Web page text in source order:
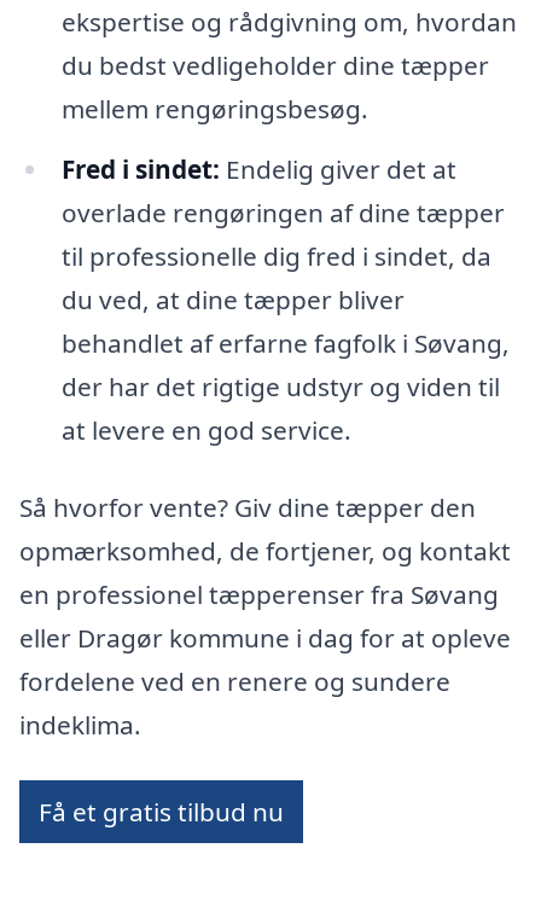
ekspertise og rådgivning om, hvordan
du bedst vedligeholder dine tæpper
mellem rengøringsbesøg.
Fred i sindet: Endelig giver det at
overlade rengøringen af dine tæpper
til professionelle dig fred i sindet, da
du ved, at dine tæpper bliver
behandlet af erfarne fagfolk i Søvang,
der har det rigtige udstyr og viden til
at levere en god service.
Så hvorfor vente? Giv dine tæpper den
opmærksomhed, de fortjener, og kontakt
en professionel tæpperenser fra Søvang
eller Dragør kommune i dag for at opleve
fordelene ved en renere og sundere
indeklima.
Få et gratis tilbud nu